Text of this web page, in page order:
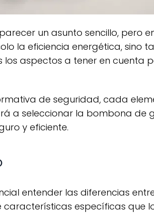
la eficiencia energética, sino
aspectos a tener en cuenta
a seleccionar la bombona de
y eficiente.
características específicas que